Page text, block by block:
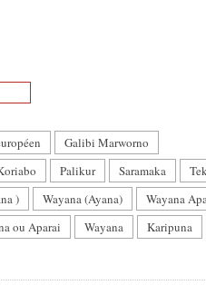
Galibi Marworno
Palikur Saramaka
) Wayana (Ayana)
Wayana
ou Aparai Wayana Karipuna